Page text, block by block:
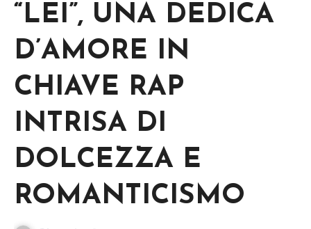
“LEI”, UNA DEDICA
D’AMORE IN
CHIAVE RAP
INTRISA DI
DOLCEZZA E
ROMANTICISMO